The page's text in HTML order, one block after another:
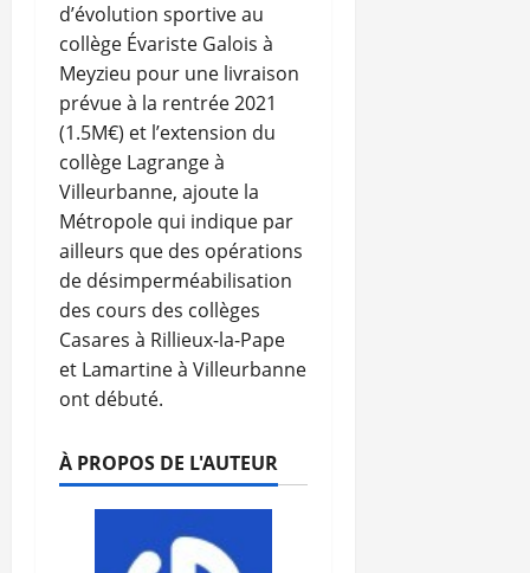
d’évolution sportive au
collège Évariste Galois à
Meyzieu pour une livraison
prévue à la rentrée 2021
(1.5M€) et l’extension du
collège Lagrange à
Villeurbanne, ajoute la
Métropole qui indique par
ailleurs que des opérations
de désimperméabilisation
des cours des collèges
Casares à Rillieux-la-Pape
et Lamartine à Villeurbanne
ont débuté.
À PROPOS DE L'AUTEUR